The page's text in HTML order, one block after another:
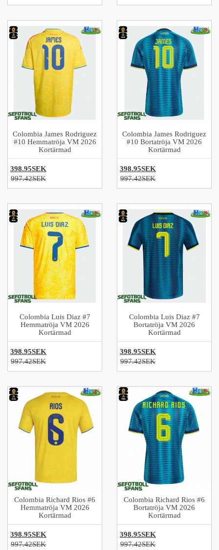
Colombia James Rodriguez
#10 Hemmatröja VM 2026
Kortärmad
398.95SEK
997.42SEK
Colombia James Rodriguez
#10 Bortatröja VM 2026
Kortärmad
398.95SEK
997.42SEK
Colombia Luis Diaz #7
Hemmatröja VM 2026
Kortärmad
398.95SEK
997.42SEK
Colombia Luis Diaz #7
Bortatröja VM 2026
Kortärmad
398.95SEK
997.42SEK
Colombia Richard Rios #6
Hemmatröja VM 2026
Kortärmad
398.95SEK
997.42SEK
Colombia Richard Rios #6
Bortatröja VM 2026
Kortärmad
398.95SEK
997.42SEK